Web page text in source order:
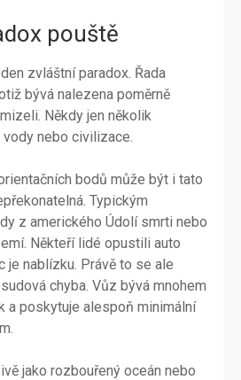
pouště
zvláštní paradox. Řada
bývá nalezena poměrně
Někdy jen několik
nebo civilizace.
bodů může být i tato
Typickým
z amerického Údolí smrti nebo
Někteří lidé opustili auto
je nablízku. Právě to se ale
chyba. Vůz bývá mnohem
a poskytuje alespoň minimální
jako rozbouřený oceán nebo